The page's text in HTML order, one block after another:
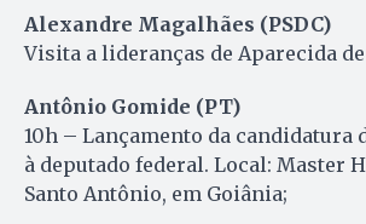
Alexandre Magalhães (PSDC)
Visita a lideranças de Aparecida
Antônio Gomide (PT)
10h – Lançamento da candidatura
à deputado federal. Local: Master
Santo Antônio, em Goiânia;